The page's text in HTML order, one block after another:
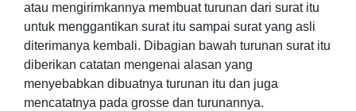
atau mengirimkannya membuat turunan dari surat itu
untuk menggantikan surat itu sampai surat yang asli
diterimanya kembali. Dibagian bawah turunan surat itu
diberikan catatan mengenai alasan yang
menyebabkan dibuatnya turunan itu dan juga
mencatatnya pada grosse dan turunannya.